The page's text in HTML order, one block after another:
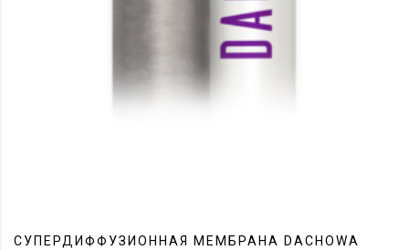
СУПЕРДИФФУЗИОННАЯ МЕМБРАНА DACHOWA